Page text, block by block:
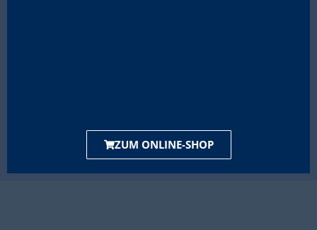
ZUM ONLINE-SHOP